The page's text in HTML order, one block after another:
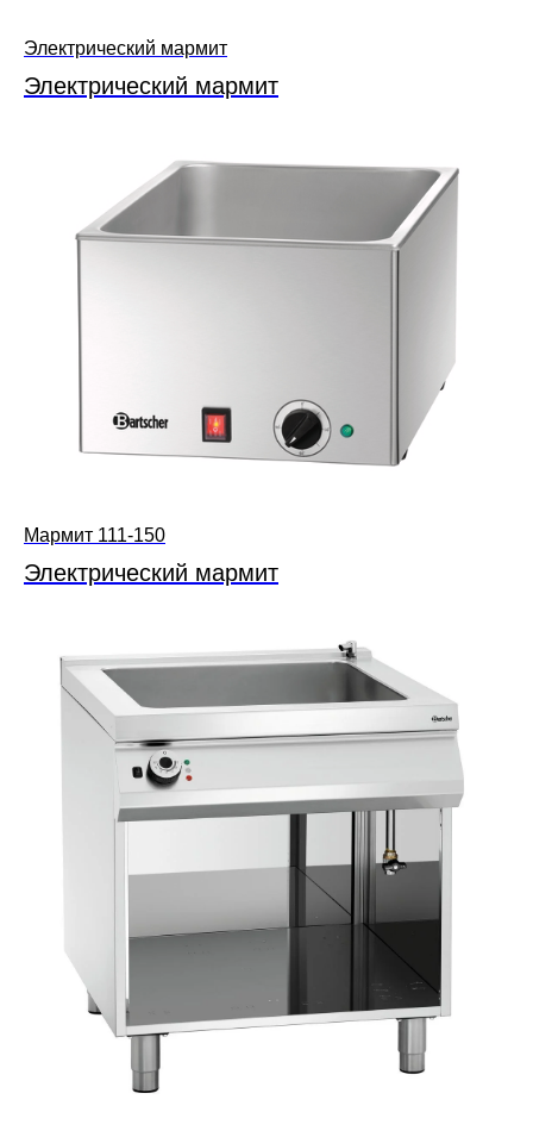
Электрический мармит
Электрический мармит
Мармит 111-150
Электрический мармит